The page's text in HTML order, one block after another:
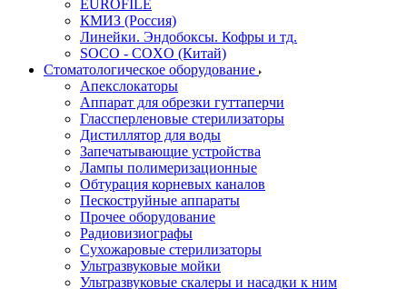
EUROFILE
КМИЗ (Россия)
Линейки. Эндобоксы. Кофры и тд.
SOCO - COXO (Китай)
Стоматологическое оборудование
Апекслокаторы
Аппарат для обрезки гуттаперчи
Глассперленовые стерилизаторы
Дистиллятор для воды
Запечатывающие устройства
Лампы полимеризационные
Обтурация корневых каналов
Пескоструйные аппараты
Прочее оборудование
Радиовизиографы
Сухожаровые стерилизаторы
Ультразвуковые мойки
Ультразвуковые скалеры и насадки к ним